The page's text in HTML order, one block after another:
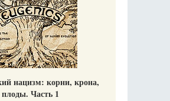
нацизм: корни, крона,
плоды. Часть 1